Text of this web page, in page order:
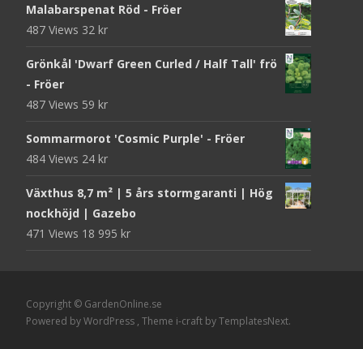
Malabarspenat Röd - Fröer
487 Views 32 kr
Grönkål 'Dwarf Green Curled / Half Tall' frö
- Fröer
487 Views 59 kr
Sommarmorot 'Cosmic Purple' - Fröer
484 Views 24 kr
Växthus 8,7 m² | 5 års stormgaranti | Hög
nockhöjd | Gazebo
471 Views 18 995 kr
Copyright © GardenOnline.se
Powered by WordPress , Theme i-craft by TemplatesNext.